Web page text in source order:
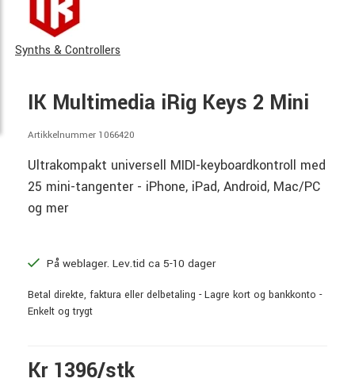
Synths & Controllers
IK Multimedia iRig Keys 2 Mini
Artikkelnummer 1066420
Ultrakompakt universell MIDI-keyboardkontroll med
25 mini-tangenter - iPhone, iPad, Android, Mac/PC
og mer
På weblager. Lev.tid ca 5-10 dager
Betal direkte, faktura eller delbetaling - Lagre kort og bankkonto -
Enkelt og trygt
Kr 1396/stk